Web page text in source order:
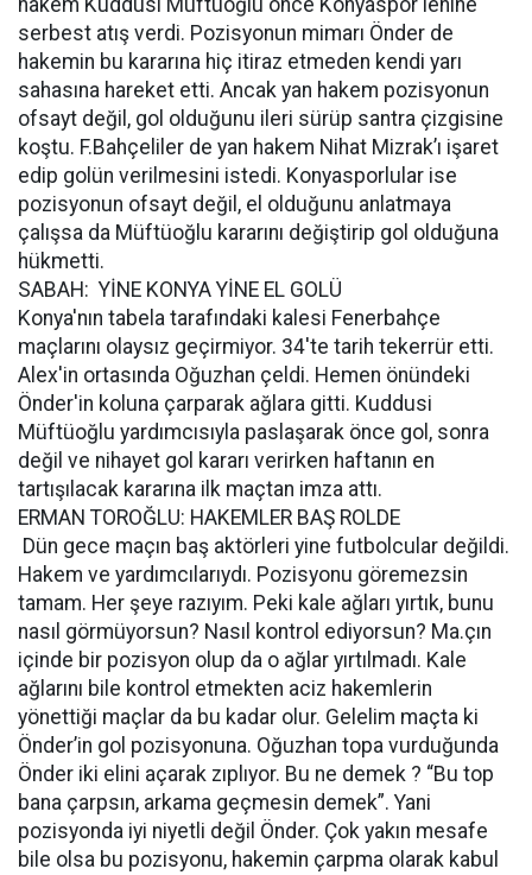
hakem Kuddusi Müftüoğlu önce Konyaspor lehine
serbest atış verdi. Pozisyonun mimarı Önder de
hakemin bu kararına hiç itiraz etmeden kendi yarı
sahasına hareket etti. Ancak yan hakem pozisyonun
ofsayt değil, gol olduğunu ileri sürüp santra çizgisine
koştu. F.Bahçeliler de yan hakem Nihat Mizrak’ı işaret
edip golün verilmesini istedi. Konyasporlular ise
pozisyonun ofsayt değil, el olduğunu anlatmaya
çalışsa da Müftüoğlu kararını değiştirip gol olduğuna
hükmetti.
SABAH: YİNE KONYA YİNE EL GOLÜ
Konya'nın tabela tarafındaki kalesi Fenerbahçe
maçlarını olaysız geçirmiyor. 34'te tarih tekerrür etti.
Alex'in ortasında Oğuzhan çeldi. Hemen önündeki
Önder'in koluna çarparak ağlara gitti. Kuddusi
Müftüoğlu yardımcısıyla paslaşarak önce gol, sonra
değil ve nihayet gol kararı verirken haftanın en
tartışılacak kararına ilk maçtan imza attı.
ERMAN TOROĞLU: HAKEMLER BAŞ ROLDE
Dün gece maçın baş aktörleri yine futbolcular değildi.
Hakem ve yardımcılarıydı. Pozisyonu göremezsin
tamam. Her şeye razıyım. Peki kale ağları yırtık, bunu
nasıl görmüyorsun? Nasıl kontrol ediyorsun? Ma.çın
içinde bir pozisyon olup da o ağlar yırtılmadı. Kale
ağlarını bile kontrol etmekten aciz hakemlerin
yönettiği maçlar da bu kadar olur. Gelelim maçta ki
Önder’in gol pozisyonuna. Oğuzhan topa vurduğunda
Önder iki elini açarak zıplıyor. Bu ne demek ? “Bu top
bana çarpsın, arkama geçmesin demek”. Yani
pozisyonda iyi niyetli değil Önder. Çok yakın mesafe
bile olsa bu pozisyonu, hakemin çarpma olarak kabul